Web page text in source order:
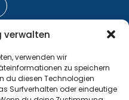
verwalten
verwenden wir
zu speichern
du diesen Technologien
Surfverhalten oder eindeutige
17